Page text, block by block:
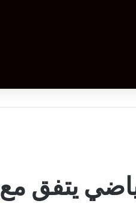
يتفق مع